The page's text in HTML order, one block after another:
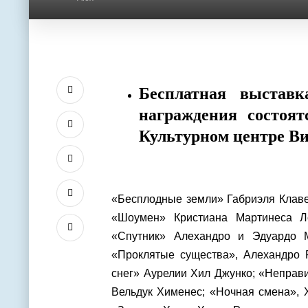
Бесплатная
награждения
Культурном центре
«Бесплодные земли» Габриэля
«Шоумен» Кристиана Мартинеса
«Спутник» Алехандро и Эдуардо
«Проклятые существа»,
снег» Аурелии Хил Джунко;
Вельдук Хименес; «Ночная смена»,